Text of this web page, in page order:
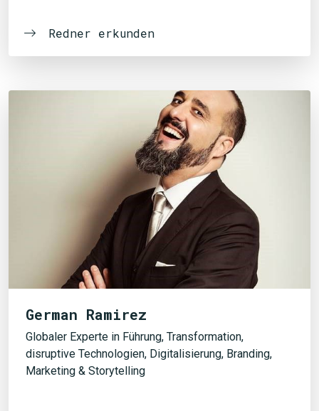
Redner erkunden
German Ramirez
Globaler Experte in Führung, Transformation,
disruptive Technologien, Digitalisierung, Branding,
Marketing & Storytelling